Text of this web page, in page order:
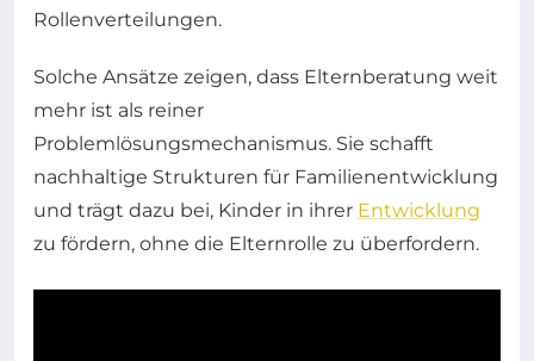
Rollenverteilungen.
Solche Ansätze zeigen, dass Elternberatung weit
mehr ist als reiner
Problemlösungsmechanismus. Sie schafft
nachhaltige Strukturen für Familienentwicklung
und trägt dazu bei, Kinder in ihrer Entwicklung
zu fördern, ohne die Elternrolle zu überfordern.